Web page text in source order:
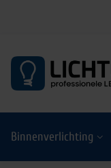
Binnenverlichting